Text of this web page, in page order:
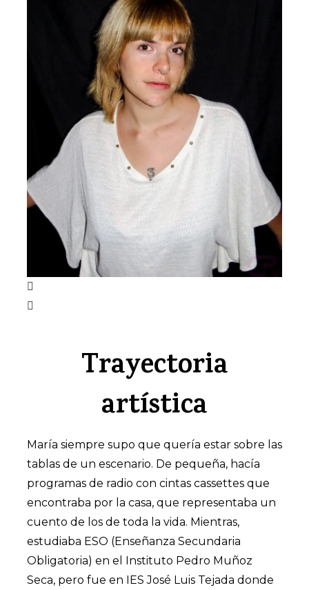
Trayectoria
artística
María siempre supo que quería estar sobre las
tablas de un escenario. De pequeña, hacía
programas de radio con cintas cassettes que
encontraba por la casa, que representaba un
cuento de los de toda la vida. Mientras,
estudiaba ESO (Enseñanza Secundaria
Obligatoria) en el Instituto Pedro Muñoz
Seca, pero fue en IES José Luis Tejada donde